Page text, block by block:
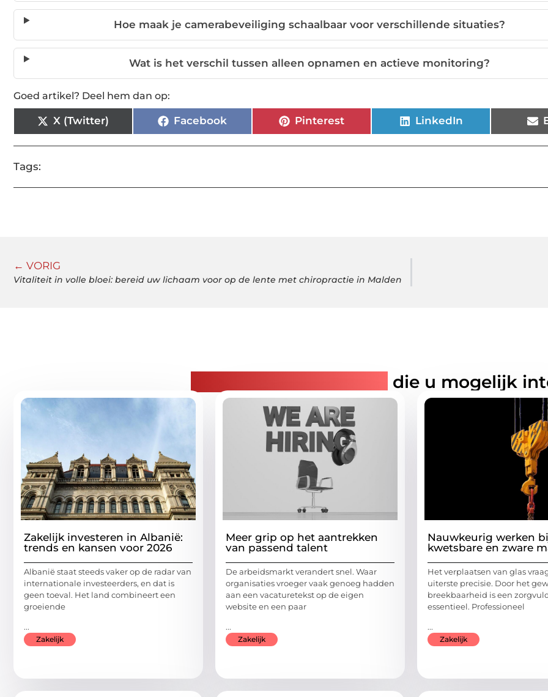
Hoe maak je camerabeveiliging schaalbaar voor verschillende situaties?
Wat is het verschil tussen alleen opnamen en actieve monitoring?
Goed artikel? Deel hem dan op:
X (Twitter) Facebook Pinterest LinkedIn
Tags:
← VORIG
Vitaliteit in volle bloei: bereid uw lichaam voor op de lente met chiropractie in Malden
die u mogelijk
Zakelijk investeren in Albanië:
trends en kansen voor 2026
Albanië staat steeds vaker op de radar van
internationale investeerders, en dat is
geen toeval. Het land combineert een
groeiende
...
Zakelijk
Meer grip op het aantrekken
van passend talent
De arbeidsmarkt verandert snel. Waar
organisaties vroeger vaak genoeg hadden
aan een vacaturetekst op de eigen
website en een paar
...
Zakelijk
Nauwkeurig werken
kwetsbare en zware
Het verplaatsen van glas
uiterste precisie. Door het
breekbaarheid is een
essentieel. Professioneel
...
Zakelijk